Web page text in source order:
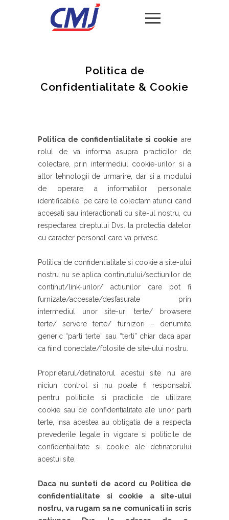
Politica de
Confidentialitate & Cookie
Politica de confidentialitate si cookie are
rolul de va informa asupra practicilor de
colectare, prin intermediul cookie-urilor si a
altor tehnologii de urmarire, dar si a modului
de operare a informatiilor personale
identificabile, pe care le colectam atunci cand
accesati sau interactionati cu site-ul nostru, cu
respectarea dreptului Dvs. la protectia datelor
cu caracter personal care va privesc.
Politica de confidentialitate si cookie a site-ului
nostru nu se aplica continutului/sectiunilor de
continut/link-urilor/ actiunilor care pot fi
furnizate/accesate/desfasurate prin
intermediul unor site-uri terte/ browsere
terte/ servere terte/ furnizori – denumite
generic “parti terte” sau “terti” chiar daca apar
ca fiind conectate/folosite de site-ului nostru.
Proprietarul/detinatorul acestui site nu are
niciun control si nu poate fi responsabil
pentru politicile si practicile de utilizare
cookie sau de confidentialitate ale unor parti
terte, insa acestea au obligatia de a respecta
prevederile legale in vigoare si politicile de
confidentialitate si cookie ale detinatorului
acestui site.
Daca nu sunteti de acord cu Politica de
confidentialitate si cookie a site-ului
nostru, va rugam sa ne comunicati in scris